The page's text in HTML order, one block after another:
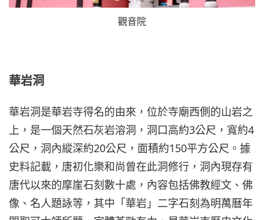
觀音院
華岩洞
華岩洞是華岩寺得名的由來，位於寺廟西側的山岩之
上，是一個天然石灰岩溶洞，洞口高約3公尺，寬約4
公尺，洞內縱深約20公尺，面積約150平方公尺。據
史料記載，唐初化樂和尚曾在此洞修行，洞內現存有
唐代以來的摩崖石刻數十處，內容包括佛教經文、佛
像、名人題詠等，其中「華岩」二字石刻為明萬曆年